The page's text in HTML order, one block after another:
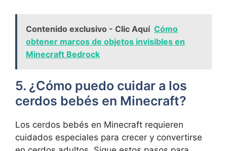
Contenido exclusivo - Clic Aquí Cómo
obtener marcos de objetos invisibles en
Minecraft Bedrock
5.‍ ¿Cómo puedo cuidar a los
cerdos bebés en Minecraft?
Los cerdos‌ bebés​ en Minecraft ‍requieren⁤
cuidados especiales‌ para crecer y ‍convertirse